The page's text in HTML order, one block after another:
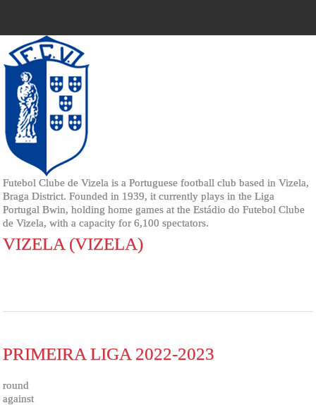
Futebol Clube de Vizela is a Portuguese football club based in Vizela,
Braga District. Founded in 1939, it currently plays in the Liga
Portugal Bwin, holding home games at the Estádio do Futebol Clube
de Vizela, with a capacity for 6,100 spectators.
VIZELA (VIZELA)
PRIMEIRA LIGA 2022-2023
round
against